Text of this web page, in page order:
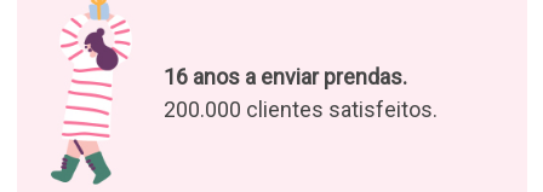
16 anos a enviar prendas.
200.000 clientes satisfeitos.